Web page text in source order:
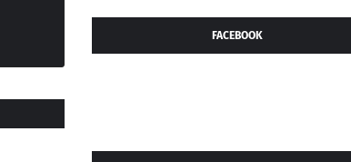
FACEBOOK